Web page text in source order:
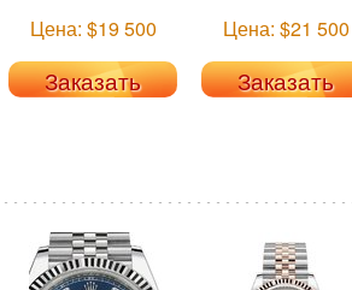
Цена: $19 500
Заказать
Цена: $21 500
Заказать